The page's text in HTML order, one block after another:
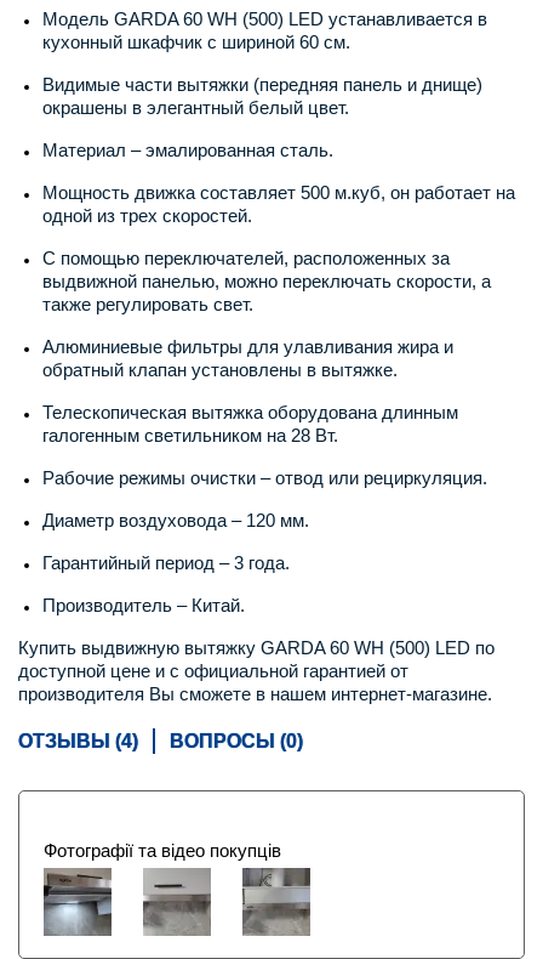
Модель GARDA 60 WH (500) LED устанавливается в
кухонный шкафчик с шириной 60 см.
Видимые части вытяжки (передняя панель и днище)
окрашены в элегантный белый цвет.
Материал – эмалированная сталь.
Мощность движка составляет 500 м.куб, он работает на
одной из трех скоростей.
С помощью переключателей, расположенных за
выдвижной панелью, можно переключать скорости, а
также регулировать свет.
Алюминиевые фильтры для улавливания жира и
обратный клапан установлены в вытяжке.
Телескопическая вытяжка оборудована длинным
галогенным светильником на 28 Вт.
Рабочие режимы очистки – отвод или рециркуляция.
Диаметр воздуховода – 120 мм.
Гарантийный период – 3 года.
Производитель – Китай.
Купить выдвижную вытяжку GARDA 60 WH (500) LED по
доступной цене и с официальной гарантией от
производителя Вы сможете в нашем интернет-магазине.
ОТЗЫВЫ (4) ВОПРОСЫ (0)
Фотографії та відео покупців